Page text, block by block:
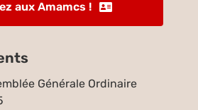
aux Amamcs !
Générale Ordinaire